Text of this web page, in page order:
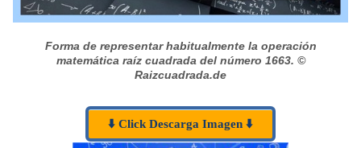
Forma de representar habitualmente la operación
matemática raíz cuadrada del número 1663. ©
Raizcuadrada.de
⬇️ Click Descarga Imagen ⬇️